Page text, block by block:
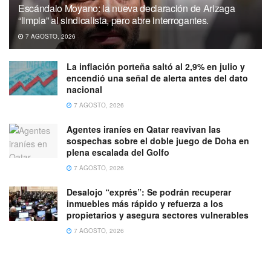
Escándalo Moyano: la nueva declaración de Arizaga
“limpia” al sindicalista, pero abre interrogantes.
7 AGOSTO, 2026
La inflación porteña saltó al 2,9% en julio y
encendió una señal de alerta antes del dato
nacional
7 AGOSTO, 2026
Agentes iraníes en Qatar reavivan las
sospechas sobre el doble juego de Doha en
plena escalada del Golfo
7 AGOSTO, 2026
Desalojo “exprés”: Se podrán recuperar
inmuebles más rápido y refuerza a los
propietarios y asegura sectores vulnerables
7 AGOSTO, 2026